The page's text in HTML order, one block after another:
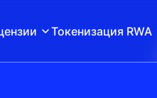
Токенизация RWA